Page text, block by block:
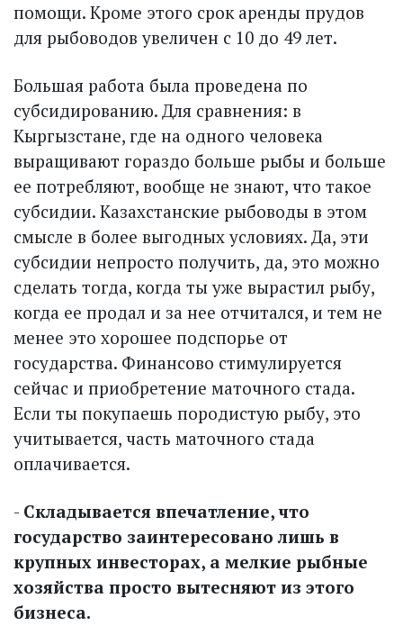
помощи. Кроме этого срок аренды прудов
для рыбоводов увеличен с 10 до 49 лет.
Большая работа была проведена по
субсидированию. Для сравнения: в
Кыргызстане, где на одного человека
выращивают гораздо больше рыбы и больше
ее потребляют, вообще не знают, что такое
субсидии. Казахстанские рыбоводы в этом
смысле в более выгодных условиях. Да, эти
субсидии непросто получить, да, это можно
сделать тогда, когда ты уже вырастил рыбу,
когда ее продал и за нее отчитался, и тем не
менее это хорошее подспорье от
государства. Финансово стимулируется
сейчас и приобретение маточного стада.
Если ты покупаешь породистую рыбу, это
учитывается, часть маточного стада
оплачивается.
- Складывается впечатление, что
государство заинтересовано лишь в
крупных инвесторах, а мелкие рыбные
хозяйства просто вытесняют из этого
бизнеса.